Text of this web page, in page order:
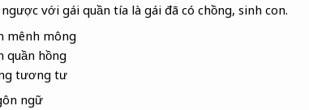
với gái quần tía là gái đã có chồng, sinh con.
mênh mông
quần hồng
tương tư
ngữ